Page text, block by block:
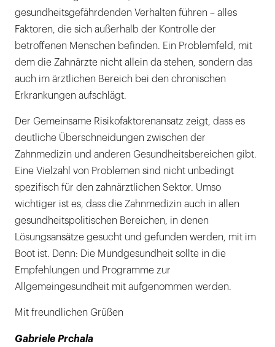
gesundheitsgefährdenden Verhalten führen – alles
Faktoren, die sich außerhalb der Kontrolle der
betroffenen Menschen befinden. Ein Problemfeld, mit
dem die Zahnärzte nicht allein da stehen, sondern das
auch im ärztlichen Bereich bei den chronischen
Erkrankungen aufschlägt.
Der Gemeinsame Risikofaktorenansatz zeigt, dass es
deutliche Überschneidungen zwischen der
Zahnmedizin und anderen Gesundheitsbereichen gibt.
Eine Vielzahl von Problemen sind nicht unbedingt
spezifisch für den zahnärztlichen Sektor. Umso
wichtiger ist es, dass die Zahnmedizin auch in allen
gesundheitspolitischen Bereichen, in denen
Lösungsansätze gesucht und gefunden werden, mit im
Boot ist. Denn: Die Mundgesundheit sollte in die
Empfehlungen und Programme zur
Allgemeingesundheit mit aufgenommen werden.
Mit freundlichen Grüßen
Gabriele Prchala